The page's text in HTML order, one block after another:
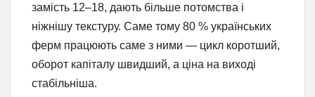
замість 12–18, дають більше потомства і
ніжнішу текстуру. Саме тому 80 % українських
ферм працюють саме з ними — цикл коротший,
оборот капіталу швидший, а ціна на виході
стабільніша.